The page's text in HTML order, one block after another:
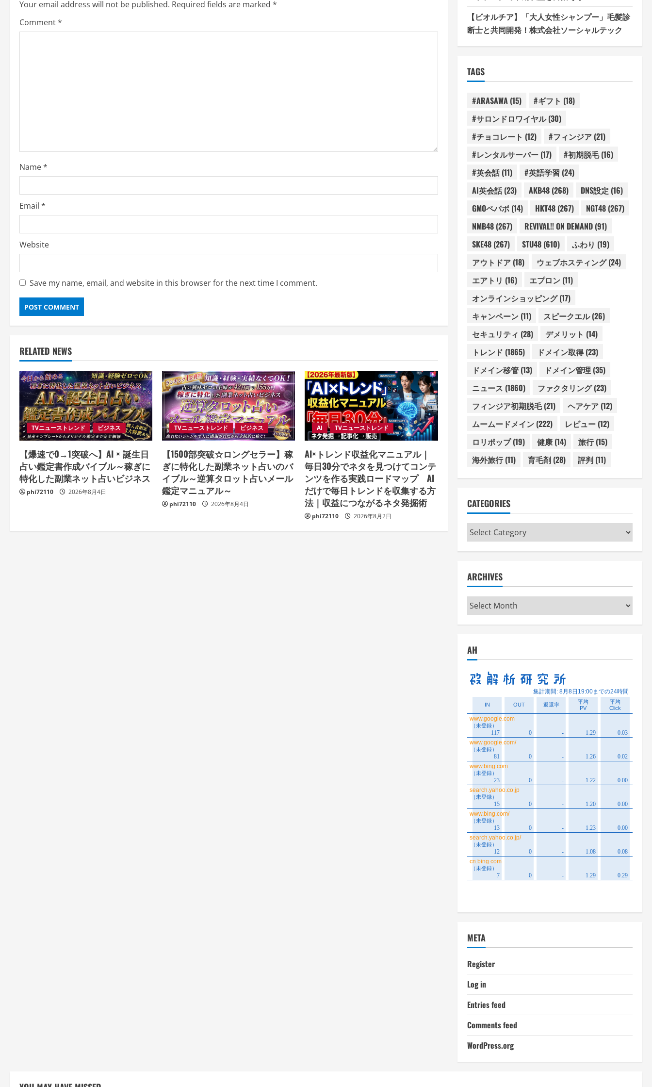
n
a
i
o
n
Your email address will not be published. Required fields are marked *
Comment*
Name*
Email *
Website
Save my name, email, and website in this browser for the next time I comment.
RELATED NEWS
TVニューストレンド ビジネス
【爆速で0→1突破へ】AI × 誕生日
占い鑑定書作成バイブル～稼ぎに
特化した副業ネット占いビジネス
phi72110 2026年8月4日
TVニューストレンド ビジネス
【1500部突破☆ロングセラー】稼
ぎに特化した副業ネット占いのバ
イブル～逆算タロット占いメール
鑑定マニュアル～
phi72110 2026年8月4日
AI TVニューストレンド
AI×トレンド収益化マニュアル｜
毎日30分でネタを見つけてコンテ
ンツを作る実践ロードマップ AI
だけで毎日トレンドを収集する方
法｜収益につながるネタ発掘術
phi72110 2026年8月2日
【ビオルチア】「大人女性シャンプー」毛髪診
断士と共同開発！株式会社ソーシャルテック
TAGS
#ARASAWA(15) #ギフト (18)
#サロンドロワイヤル(30)
#チョコレート (12) #フィンジア(21)
#レンタルサーバー(17) #初期脱毛(16)
#英会話(11) #英語学習 (24)
AI英会話(23) AKB48(268) DNS設定 (16)
GMOペパボ(14) HKT48(267) NGT48(267)
NMB48(267) REVIVAL!! ON DEMAND(91)
SKE48(267) STU48(610) ふわり (19)
アウトドア(18) ウェブホスティング(24)
エアトリ (16) エプロン(11)
オンラインショッピング(17)
キャンペーン(11) スピークエル(26)
セキュリティ (28) デメリット (14)
トレンド (1865) ドメイン取得(23)
ドメイン移管(13) ドメイン管理 (35)
ニュース (1860) ファクタリング(23)
フィンジア初期脱毛(21) ヘアケア(12)
ムームードメイン(222) レビュー(12)
ロリポップ(19) 健康(14) 旅行(15)
海外旅行(11) 育毛剤(28) 評判(11)
CATEGORIES
Categories
ARCHIVES
Archives
AH
META
Register
Log in
Entries feed
Comments feed
WordPress.org